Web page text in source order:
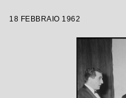
18 FEBBRAIO 1962